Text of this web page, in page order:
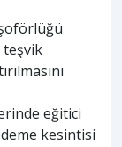
teşvik
eğitici
kesintisi